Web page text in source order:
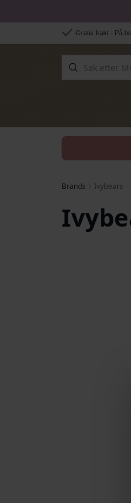
Hopp til innhold
Gratis frakt - På
Brands Ivybears